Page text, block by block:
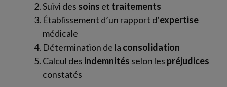
Suivi des soins et traitements
Établissement d’un rapport d’expertise
médicale
Détermination de la consolidation
Calcul des indemnités selon les préjudices
constatés